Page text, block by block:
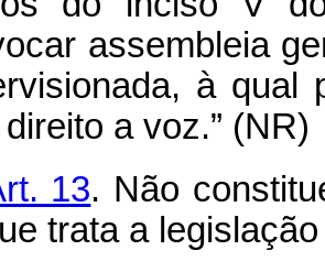
assembleia
à qual
a voz.” (NR)
13. Não
trata a